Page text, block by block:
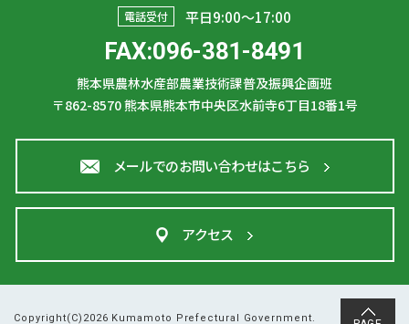
電話受付 平日9:00〜17:00
FAX:096-381-8491
熊本県農林水産部農業技術課普及振興企画班
〒862-8570熊本県熊本市中央区水前寺6丁目18番1号
メールでのお問い合わせはこちら
アクセス
Copyright(C)2026 Kumamoto Prefectural Government.